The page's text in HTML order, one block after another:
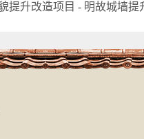
提升改造项目 - 明故城墙